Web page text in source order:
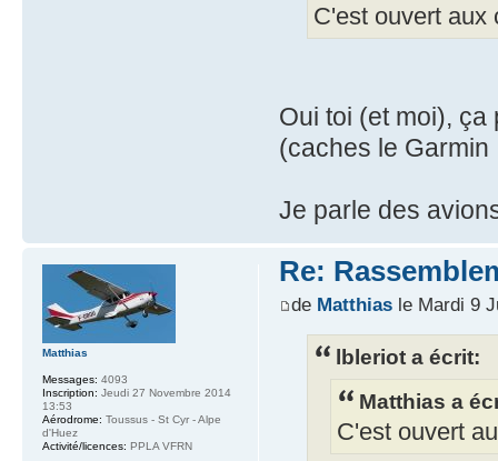
C'est ouvert aux
Oui toi (et moi),
(caches le Garmin
Je parle des
Re:
de Matthiasle Mardi 9
lbleriot a écrit:
Matthias a
C'est ouvert
Matthias
Messages: 4093
Inscription: Jeudi 27 Novembre 2014
13:53
Aérodrome: Toussus - St Cyr - Alpe
d'Huez
Activité/licences: PPLA VFRN